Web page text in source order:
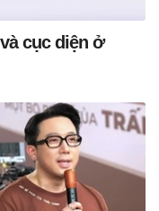
cục diện ở